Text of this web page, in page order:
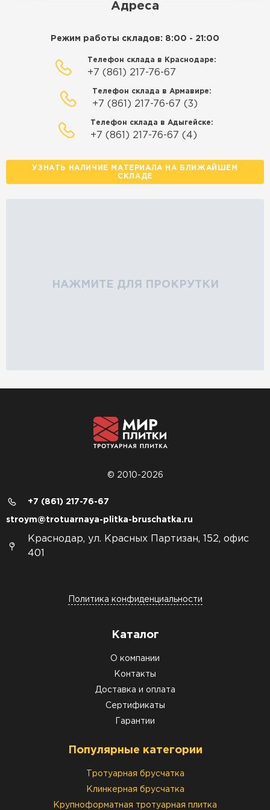
Адреса
Режим работы складов: 8:00 - 21:00
Телефон склада в Краснодаре:
+7 (861) 217-76-67
Телефон склада в Армавире:
+7 (861) 217-76-67 (3)
Телефон склада в Адыгейске:
+7 (861) 217-76-67 (4)
УЗНАТЬ НАЛИЧИЕ МАТЕРИАЛА НА БЛИЖАЙШЕМ
СКЛАДЕ
НАЖМИТЕ ДЛЯ ПРОКРУТКИ
© 2010-2026
+7 (861) 217-76-67
stroym@trotuarnaya-plitka-bruschatka.ru
Краснодар, ул. Красных Партизан, 152, офис
401
Политика конфиденциальности
Каталог
О компании
Контакты
Доставка и оплата
Сертификаты
Гарантии
Популярные категории
Тротуарная брусчатка
Клинкерная брусчатка
Крупноформатная тротуарная плитка